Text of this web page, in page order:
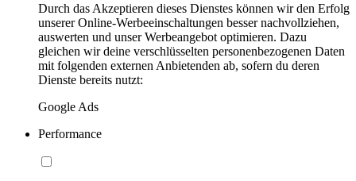
Durch das Akzeptieren dieses Dienstes können wir den Erfolg
unserer Online-Werbeeinschaltungen besser nachvollziehen,
auswerten und unser Werbeangebot optimieren. Dazu
gleichen wir deine verschlüsselten personenbezogenen Daten
mit folgenden externen Anbietenden ab, sofern du deren
Dienste bereits nutzt:
Google Ads
Performance